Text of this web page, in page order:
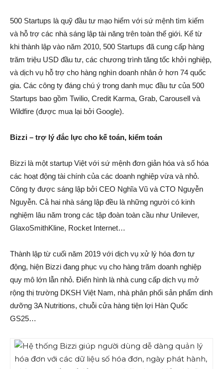
500 Startups là quỹ đầu tư mạo hiểm với sứ mệnh tìm kiếm
và hỗ trợ các nhà sáng lập tài năng trên toàn thế giới. Kể từ
khi thành lập vào năm 2010, 500 Startups đã cung cấp hàng
trăm triệu USD đầu tư, các chương trình tăng tốc khởi nghiệp,
và dịch vụ hỗ trợ cho hàng nghìn doanh nhân ở hơn 74 quốc
gia. Các công ty đáng chú ý trong danh mục đầu tư của 500
Startups bao gồm Twilio, Credit Karma, Grab, Carousell và
Wildfire (được mua lại bởi Google).
Bizzi – trợ lý đắc lực cho kế toán, kiểm toán
Bizzi là một startup Việt với sứ mệnh đơn giản hóa và số hóa
các hoạt động tài chính của các doanh nghiệp vừa và nhỏ.
Công ty được sáng lập bởi CEO Nghĩa Vũ và CTO Nguyễn
Nguyễn. Cả hai nhà sáng lập đều là những người có kinh
nghiệm lâu năm trong các tập đoàn toàn cầu như Unilever,
GlaxoSmithKline, Rocket Internet…
Thành lập từ cuối năm 2019 với dịch vụ xử lý hóa đơn tự
động, hiện Bizzi đang phục vụ cho hàng trăm doanh nghiệp
quy mô lớn lẫn nhỏ. Điển hình là nhà cung cấp dịch vụ mở
rộng thị trường DKSH Việt Nam, nhà phân phối sản phẩm dinh
dưỡng 3A Nutritions, chuỗi cửa hàng tiện lợi Hàn Quốc
GS25…